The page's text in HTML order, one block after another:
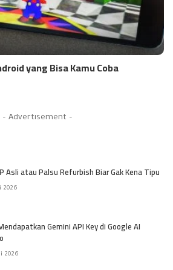
yang Bisa Kamu Coba
– Advertisement –
Asli atau Palsu Refurbish Biar Gak Kena Tipu
2026
Gemini API Key di Google AI
2026